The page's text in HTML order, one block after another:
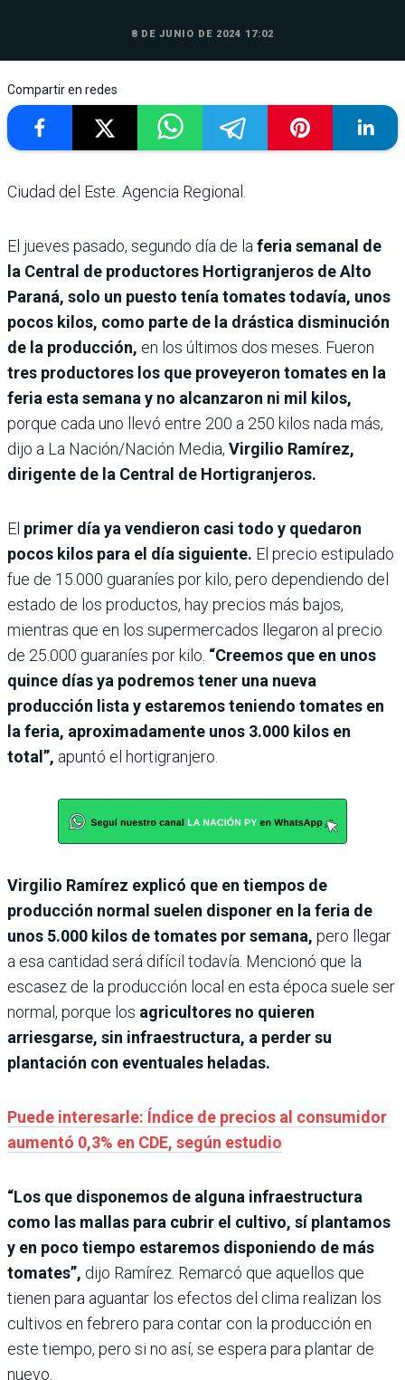
8 DE JUNIO DE 2024 17:02
Compartir en redes
Ciudad del Este. Agencia Regional.
El jueves pasado, segundo día de la feria semanal de
la Central de productores Hortigranjeros de Alto
Paraná, solo un puesto tenía tomates todavía, unos
pocos kilos, como parte de la drástica disminución
de la producción, en los últimos dos meses. Fueron
tres productores los que proveyeron tomates en la
feria esta semana y no alcanzaron ni mil kilos,
porque cada uno llevó entre 200 a 250 kilos nada más,
dijo a La Nación/Nación Media, Virgilio Ramírez,
dirigente de la Central de Hortigranjeros.
El primer día ya vendieron casi todo y quedaron
pocos kilos para el día siguiente. El precio estipulado
fue de 15.000 guaraníes por kilo, pero dependiendo del
estado de los productos, hay precios más bajos,
mientras que en los supermercados llegaron al precio
de 25.000 guaraníes por kilo. “Creemos que en unos
quince días ya podremos tener una nueva
producción lista y estaremos teniendo tomates en
la feria, aproximadamente unos 3.000 kilos en
total”, apuntó el hortigranjero.
Virgilio Ramírez explicó que en tiempos de
producción normal suelen disponer en la feria de
unos 5.000 kilos de tomates por semana, pero llegar
a esa cantidad será difícil todavía. Mencionó que la
escasez de la producción local en esta época suele ser
normal, porque los agricultores no quieren
arriesgarse, sin infraestructura, a perder su
plantación con eventuales heladas.
Puede interesarle: Índice de precios al consumidor
aumentó 0,3% en CDE, según estudio
“Los que disponemos de alguna infraestructura
como las mallas para cubrir el cultivo, sí plantamos
y en poco tiempo estaremos disponiendo de más
tomates”, dijo Ramírez. Remarcó que aquellos que
tienen para aguantar los efectos del clima realizan los
cultivos en febrero para contar con la producción en
este tiempo, pero si no así, se espera para plantar de
nuevo.